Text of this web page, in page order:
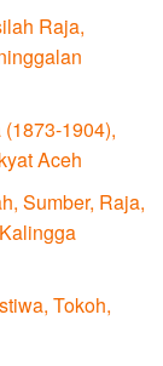
Raja,
1904),
Aceh
Sumber, Raja,
Tokoh,